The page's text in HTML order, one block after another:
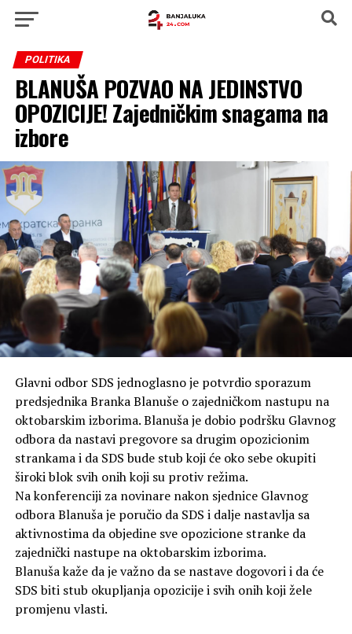
POLITIKA
BLANUŠA POZVAO NA JEDINSTVO
OPOZICIJE! Zajedničkim snagama na
izbore
Glavni odbor SDS jednoglasno je potvrdio sporazum
predsjednika Branka Blanuše o zajedničkom nastupu na
oktobarskim izborima. Blanuša je dobio podršku Glavnog
odbora da nastavi pregovore sa drugim opozicionim
strankama i da SDS bude stub koji će oko sebe okupiti
široki blok svih onih koji su protiv režima.
Na konferenciji za novinare nakon sjednice Glavnog
odbora Blanuša je poručio da SDS i dalje nastavlja sa
aktivnostima da objedine sve opozicione stranke da
zajednički nastupe na oktobarskim izborima.
Blanuša kaže da je važno da se nastave dogovori i da će
SDS biti stub okupljanja opozicije i svih onih koji žele
promjenu vlasti.